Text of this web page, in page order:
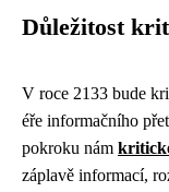
Důležitost
V roce 2133 bude
éře informačního
pokroku nám
záplavě informací,